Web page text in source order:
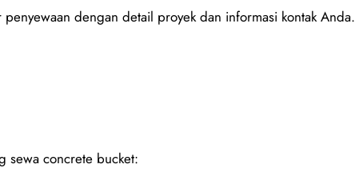
dengan detail proyek dan informasi kontak Anda.
sewa concrete bucket: